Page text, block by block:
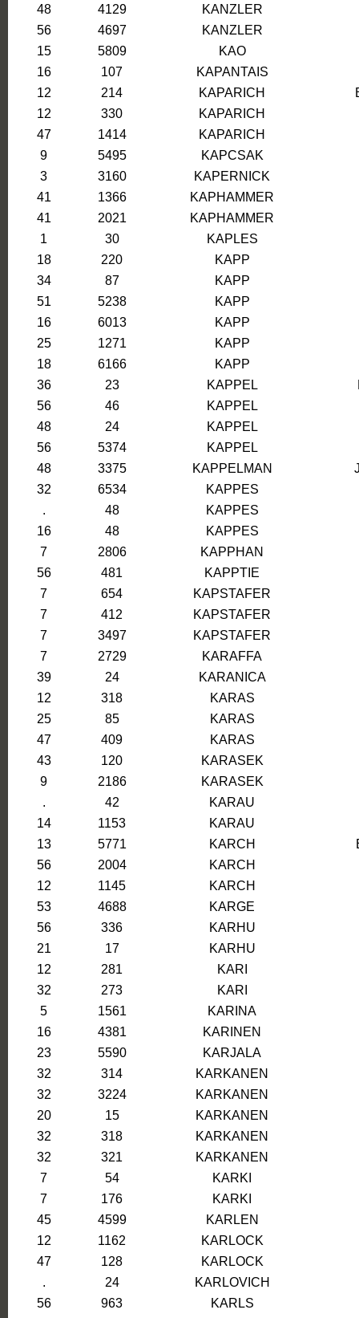
48
4129
KANZLER
56
4697
KANZLER
15
5809
KAO
16
107
KAPANTAIS
12
214 KAPARICH
12
330
KAPARICH
47
1414
KAPARICH
9
5495
KAPCSAK
3
3160
KAPERNICK
41
1366
KAPHAMMER
41
2021
KAPHAMMER
1
30
KAPLES
18
220
KAPP
34
87
KAPP
51
5238
KAPP
16
6013
KAPP
25
1271
KAPP
18
6166
KAPP
36
23 KAPPEL
56
46
KAPPEL
48
24
KAPPEL
56
5374
KAPPEL
48
3375 KAPPELMAN
32
6534
KAPPES
.
48
KAPPES
16
48
KAPPES
7
2806
KAPPHAN
56
481
KAPPTIE
7
654
KAPSTAFER
7
412
KAPSTAFER
7
3497
KAPSTAFER
7
2729
KARAFFA
39
24
KARANICA
12
318
KARAS
25
85
KARAS
47
409
KARAS
43
120
KARASEK
9
2186
KARASEK
.
42
KARAU
14
1153
KARAU
13
5771 KARCH
56
2004
KARCH
12
1145
KARCH
53
4688
KARGE
56
336
KARHU
21
17
KARHU
12
281
KARI
32
273
KARI
5
1561
KARINA
16
4381
KARINEN
23
5590
KARJALA
32
314
KARKANEN
32
3224
KARKANEN
20
15
KARKANEN
32
318
KARKANEN
32
321
KARKANEN
7
54
KARKI
7
176
KARKI
45
4599
KARLEN
12
1162
KARLOCK
47
128
KARLOCK
.
24
KARLOVICH
56
963
KARLS